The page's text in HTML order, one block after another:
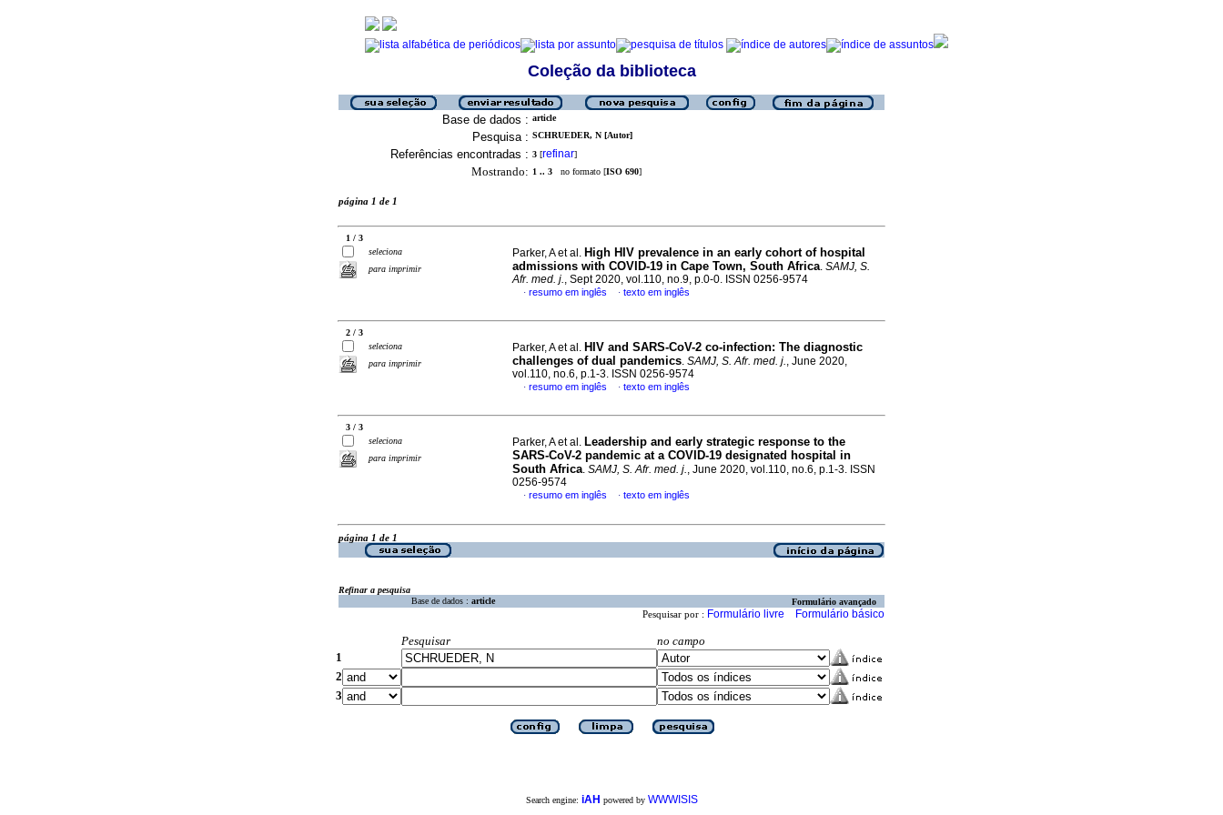
Coleção da biblioteca
Base de dados : article
Pesquisa : SCHRUEDER, N [Autor]
Referências encontradas : 3 [refinar]
Mostrando: 1 .. 3 no formato [ISO 690]
página 1 de 1
1 / 3
seleciona
para imprimir
Parker, A et al. High HIV prevalence in an early cohort of hospital
admissions with COVID-19 in Cape Town, South Africa. SAMJ, S.
Afr. med. j., Sept 2020, vol.110, no.9, p.0-0. ISSN 0256-9574
· resumo em inglês · texto em inglês
2 / 3
seleciona
para imprimir
Parker, A et al. HIV and SARS-CoV-2 co-infection: The diagnostic
challenges of dual pandemics. SAMJ, S. Afr. med. j., June 2020,
vol.110, no.6, p.1-3. ISSN 0256-9574
· resumo em inglês · texto em inglês
3 / 3
seleciona
para imprimir
Parker, A et al. Leadership and early strategic response to the
SARS-CoV-2 pandemic at a COVID-19 designated hospital in
South Africa. SAMJ, S. Afr. med. j., June 2020, vol.110, no.6, p.1-3. ISSN
0256-9574
· resumo em inglês · texto em inglês
página 1 de 1
Refinar a pesquisa
Base de dados : article Formulário avançado
Pesquisar por : Formulário livre Formulário básico
Pesquisar
no campo
1
2
3
Search engine: iAH powered by WWWISIS